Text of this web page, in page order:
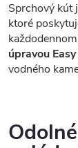
Sprchový kút
ktoré
úpravou
vodného